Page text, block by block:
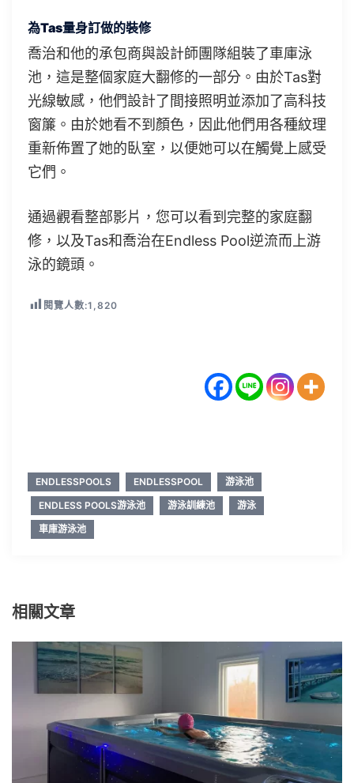
為Tas量身訂做的裝修
喬治和他的承包商與設計師團隊組裝了車庫泳
池，這是整個家庭大翻修的一部分。由於Tas對
光線敏感，他們設計了間接照明並添加了高科技
窗簾。由於她看不到顏色，因此他們用各種紋理
重新佈置了她的臥室，以便她可以在觸覺上感受
它們。
通過觀看整部影片，您可以看到完整的家庭翻
修，以及Tas和喬治在Endless Pool逆流而上游
泳的鏡頭。
閱覽人數:1,820
ENDLESSPOOLS ENDLESSPOOL
游泳池
ENDLESS POOLS游泳池
游泳訓練池
游泳
車庫游泳池
相關文章